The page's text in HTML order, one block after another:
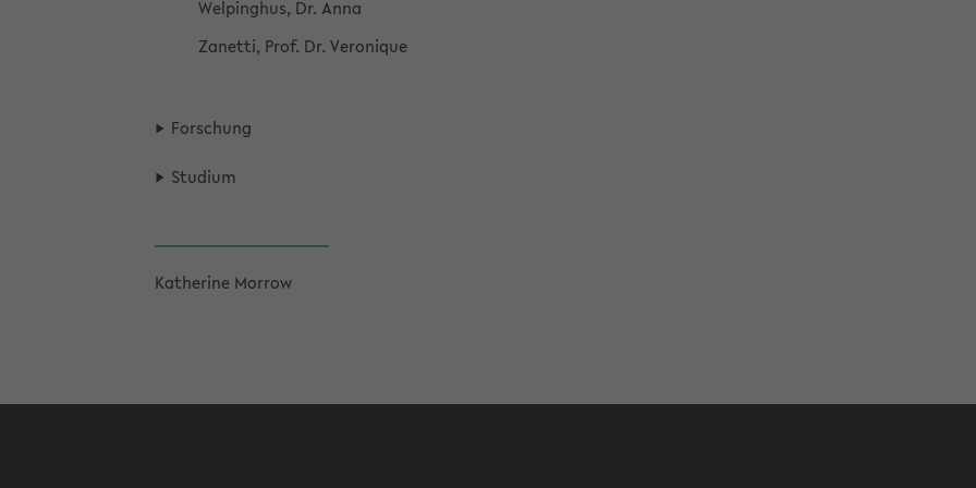
Wel­ping­hus, Dr. Anna
Za­net­ti, Prof. Dr. Ve­ro­ni­que
For­schung
Stu­di­um
Ka­the­ri­ne Mor­row